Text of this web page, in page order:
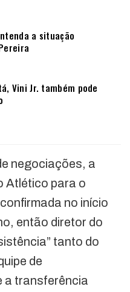
a situação
Vini Jr. também pode
negociações, a
Atlético para o
no início
então diretor do
tanto do
de
a transferência